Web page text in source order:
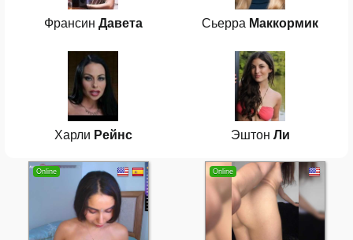
Франсин Давета Сьерра Маккормик
Харли Рейнс Эштон Ли